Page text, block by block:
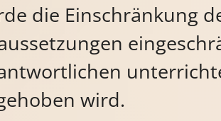
die Einschränkung
wird.